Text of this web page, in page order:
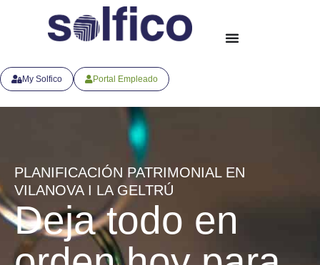
My Solfico Portal Empleado
PLANIFICACIÓN PATRIMONIAL EN
VILANOVA I LA GELTRÚ
Deja todo en